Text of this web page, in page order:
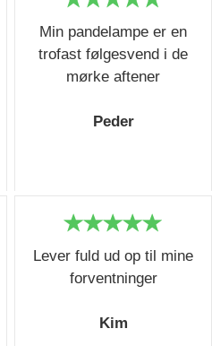
Min pandelampe er en
trofast følgesvend i de
mørke aftener
Peder
Lever fuld ud op til mine
forventninger
Kim